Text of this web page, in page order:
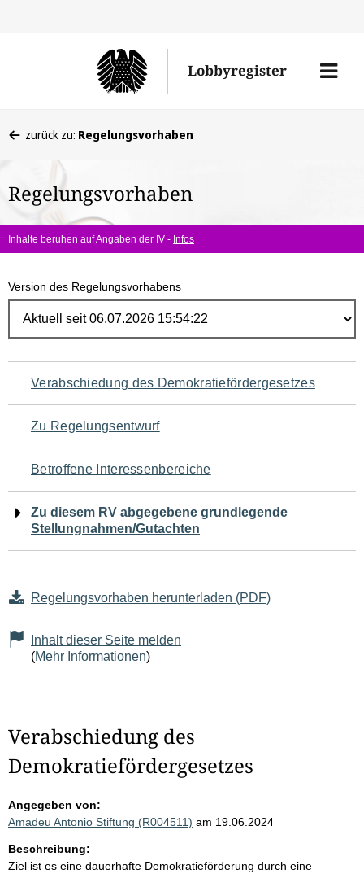
Lobbyregister
Menü
befinden
hier:
zurück zu: Regelungsvorhaben
Regelungsvorhaben
Inhalte beruhen auf Angaben der IV - Infos
Version des Regelungsvorhabens
Navigation
für
den
Seiteninhalt
Verabschiedung des Demokratiefördergesetzes
Zu Regelungsentwurf
Betroffene Interessenbereiche
Zu diesem RV abgegebene grundlegende
Stellungnahmen/Gutachten
Regelungsvorhaben herunterladen (PDF)
Inhalt dieser Seite melden
(Mehr Informationen)
Verabschiedung des
Demokratiefördergesetzes
Angegeben von:
Amadeu Antonio Stiftung (R004511) am 19.06.2024
Beschreibung:
Ziel ist es eine dauerhafte Demokratieförderung durch eine